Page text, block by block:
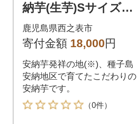
納芋(生芋)Sサイズ 1
0kg
鹿児島県西之表市
寄付金額 18,000円
安納芋発祥の地(※)、種子島
安納地区で育てたこだわりの
安納芋です。
（0件）